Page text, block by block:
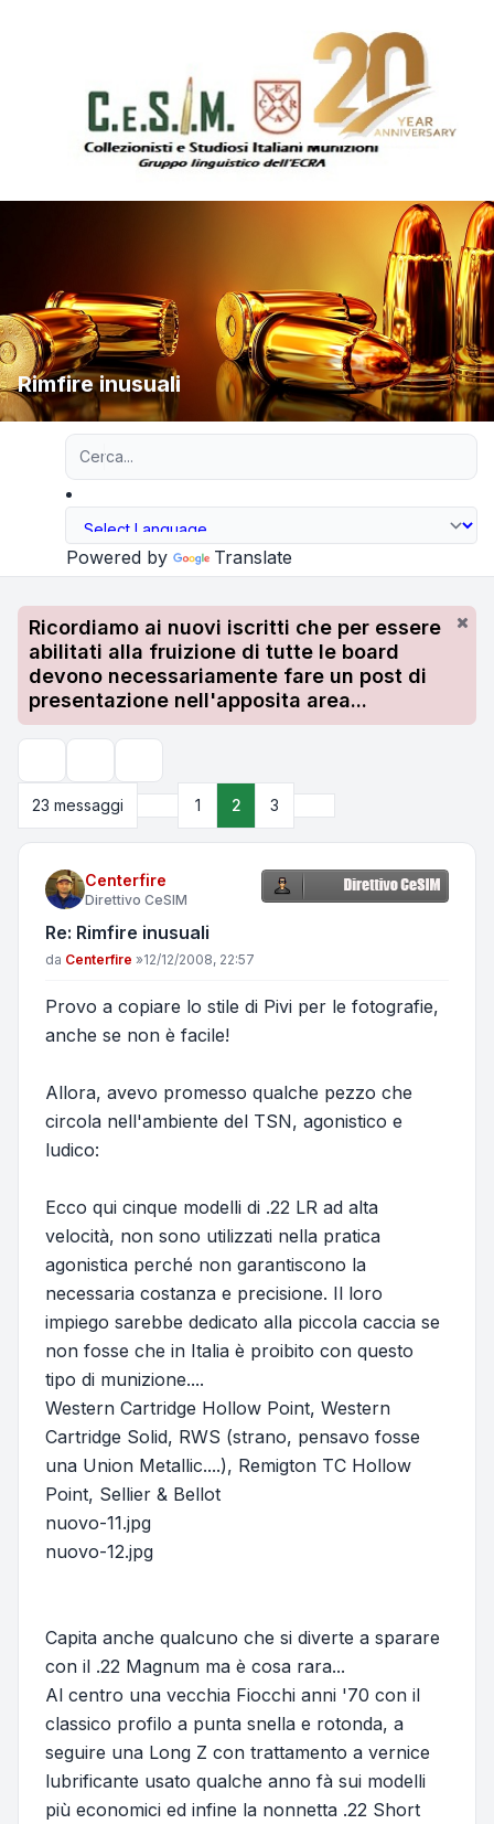
Rimfire inusuali
Powered by Translate
Ricordiamo ai nuovi iscritti che per essere
abilitati alla fruizione di tutte le board
devono necessariamente fare un post di
presentazione nell'apposita area...
23 messaggi
Precedente
1 2 3
Centerfire
Direttivo CeSIM
Re: Rimfire inusuali
Messaggio
da Centerfire »12/12/2008, 22:57
Provo a copiare lo stile di Pivi per le fotografie,
anche se non è facile!
Allora, avevo promesso qualche pezzo che
circola nell'ambiente del TSN, agonistico e
ludico:
Ecco qui cinque modelli di .22 LR ad alta
velocità, non sono utilizzati nella pratica
agonistica perché non garantiscono la
necessaria costanza e precisione. Il loro
impiego sarebbe dedicato alla piccola caccia se
non fosse che in Italia è proibito con questo
tipo di munizione....
Western Cartridge Hollow Point, Western
Cartridge Solid, RWS (strano, pensavo fosse
una Union Metallic....), Remigton TC Hollow
Point, Sellier & Bellot
nuovo-11.jpg
nuovo-12.jpg
Capita anche qualcuno che si diverte a sparare
con il .22 Magnum ma è cosa rara...
Al centro una vecchia Fiocchi anni '70 con il
classico profilo a punta snella e rotonda, a
seguire una Long Z con trattamento a vernice
lubrificante usato qualche anno fà sui modelli
più economici ed infine la nonnetta .22 Short